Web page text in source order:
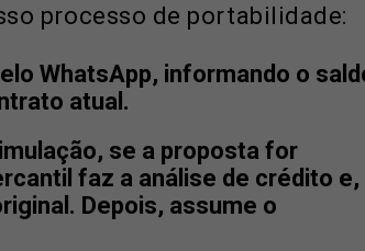
processo de portabilidade:
WhatsApp, informando o
atual.
se a proposta for
faz a análise de crédito e,
Depois, assume o